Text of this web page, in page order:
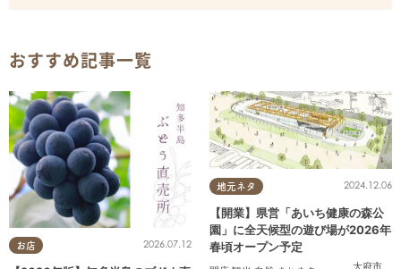
おすすめ記事一覧
お店 2026.07.12
地元ネタ
大府市
2024.12.06
【開業】県営「あいち健康の森公
園」に全天候型の遊び場が2026年
春頃オープン予定